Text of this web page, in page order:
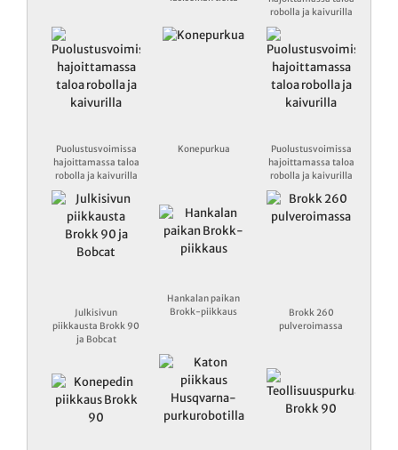
robolla ja kaivurilla
Puolustusvoimissa
hajoittamassa taloa
robolla ja kaivurilla
Konepurkua
Puolustusvoimissa
hajoittamassa taloa
robolla ja kaivurilla
Julkisivun
piikkausta Brokk 90
ja Bobcat
Hankalan paikan
Brokk-piikkaus
Brokk 260
pulveroimassa